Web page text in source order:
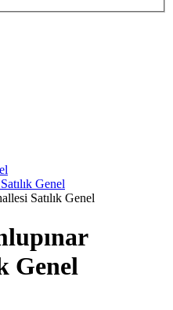
Genel
Satılık Genel
Genel